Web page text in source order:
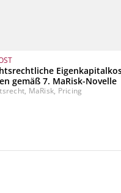
gemäß 7. MaRisk-Novelle
MaRisk, Pricing